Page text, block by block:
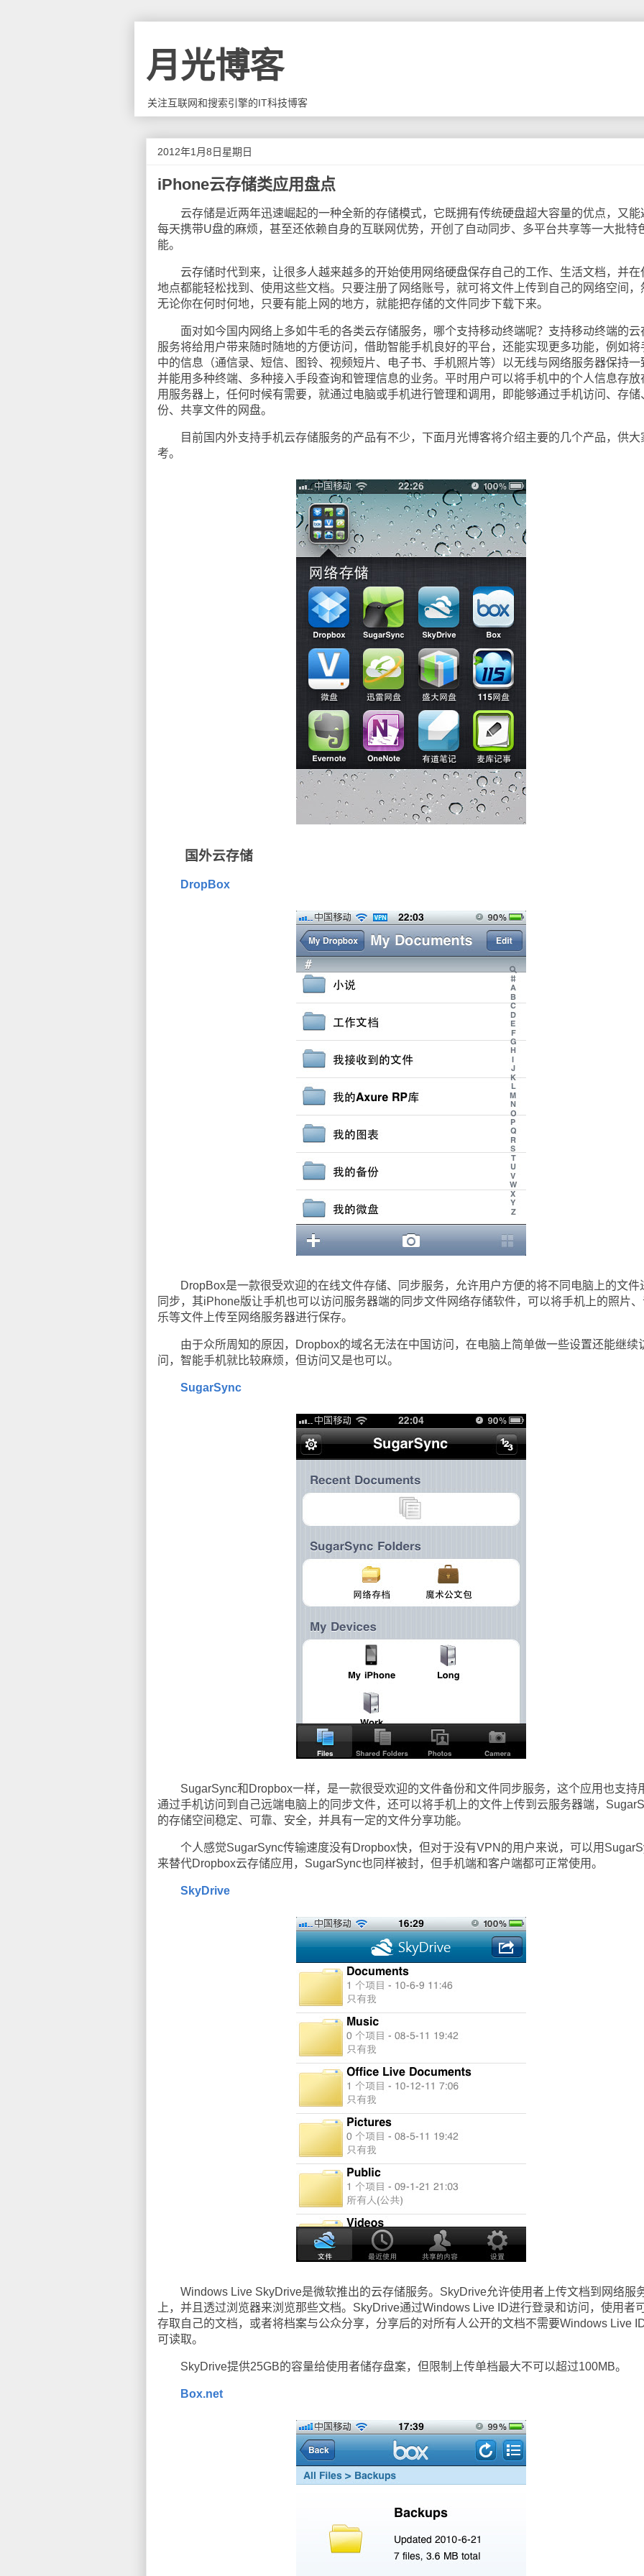
月光博客
关注互联网和搜索引擎的IT科技博客
2012年1月8日星期日
iPhone云存储类应用盘点
云存储是近两年迅速崛起的一种全新的存储模式，它既拥有传统硬盘超大容量的优点，又能
每天携带U盘的麻烦，甚至还依赖自身的互联网优势，开创了自动同步、多平台共享等一大批特
能。
云存储时代到来，让很多人越来越多的开始使用网络硬盘保存自己的工作、生活文档，并在
地点都能轻松找到、使用这些文档。只要注册了网络账号，就可将文件上传到自己的网络空间，
无论你在何时何地，只要有能上网的地方，就能把存储的文件同步下载下来。
面对如今国内网络上多如牛毛的各类云存储服务，哪个支持移动终端呢？支持移动终端的云
服务将给用户带来随时随地的方便访问，借助智能手机良好的平台，还能实现更多功能，例如将
中的信息（通信录、短信、图铃、视频短片、电子书、手机照片等）以无线与网络服务器保持一
并能用多种终端、多种接入手段查询和管理信息的业务。平时用户可以将手机中的个人信息存放
用服务器上，任何时候有需要，就通过电脑或手机进行管理和调用，即能够通过手机访问、存储
份、共享文件的网盘。
目前国内外支持手机云存储服务的产品有不少，下面月光博客将介绍主要的几个产品，供大
考。
国外云存储
DropBox
DropBox是一款很受欢迎的在线文件存储、同步服务，允许用户方便的将不同电脑上的文件
同步，其iPhone版让手机也可以访问服务器端的同步文件网络存储软件，可以将手机上的照片
乐等文件上传至网络服务器进行保存。
由于众所周知的原因，Dropbox的域名无法在中国访问，在电脑上简单做一些设置还能继续
问，智能手机就比较麻烦，但访问又是也可以。
SugarSync
SugarSync和Dropbox一样，是一款很受欢迎的文件备份和文件同步服务，这个应用也支持
通过手机访问到自己远端电脑上的同步文件，还可以将手机上的文件上传到云服务器端，
的存储空间稳定、可靠、安全，并具有一定的文件分享功能。
个人感觉SugarSync传输速度没有Dropbox快，但对于没有VPN的用户来说，可以用
来替代Dropbox云存储应用，SugarSync也同样被封，但手机端和客户端都可正常使用。
SkyDrive
Windows Live SkyDrive是微软推出的云存储服务。SkyDrive允许使用者上传文档到网络服
上，并且透过浏览器来浏览那些文档。SkyDrive通过Windows Live ID进行登录和访问，使用者
存取自己的文档，或者将档案与公众分享，分享后的对所有人公开的文档不需要Windows Live
可读取。
SkyDrive提供25GB的容量给使用者储存盘案，但限制上传单档最大不可以超过100MB。
Box.net